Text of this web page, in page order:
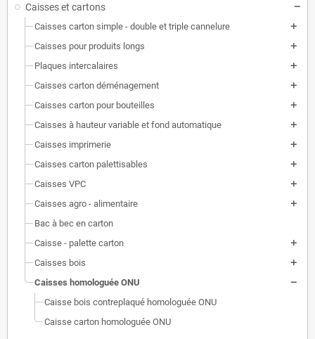
Caisses et cartons
Caisses carton simple - double et triple cannelure
Caisses pour produits longs
Plaques intercalaires
Caisses carton déménagement
Caisses carton pour bouteilles
Caisses à hauteur variable et fond automatique
Caisses imprimerie
Caisses carton palettisables
Caisses VPC
Caisses agro - alimentaire
Bac à bec en carton
Caisse - palette carton
Caisses bois
Caisses homologuée ONU
Caisse bois contreplaqué homologuée ONU
Caisse carton homologuée ONU